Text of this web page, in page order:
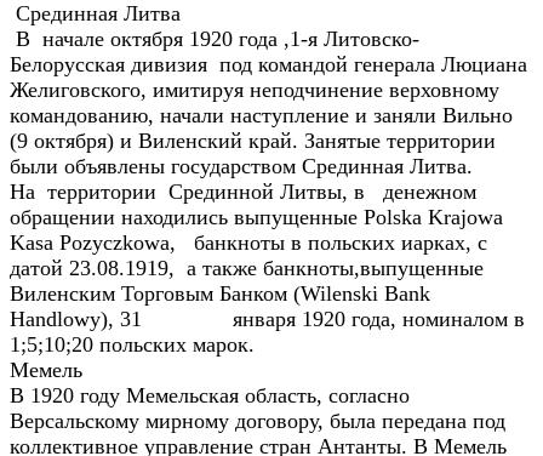
Срединная Литва
В начале октября 1920 года ,1-я Литовско-
Белорусская дивизия под командой генерала Люциана
Желиговского, имитируя неподчинение верховному
командованию, начали наступление и заняли Вильно
(9 октября) и Виленский край. Занятые территории
были объявлены государством Срединная Литва.
На территории Срединной Литвы, в денежном
обращении находились выпущенные Polska Krajowa
Kasa Pozyczkowa, банкноты в польских иарках, с
датой 23.08.1919, а также банкноты,выпущенные
Виленским Торговым Банком (Wilenski Bank
Handlowy), 31 января 1920 года, номиналом в
1;5;10;20 польских марок.
Мемель
В 1920 году Мемельская область, согласно
Версальскому мирному договору, была передана под
коллективное управление стран Антанты. В Мемель